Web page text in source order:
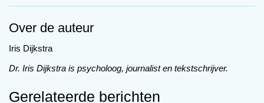
welke variabelen relatie-satisfactie voorspellen.
Gecombineerd deden in totaal ruim elfduizend
mensen mee. De verschillende variabelen die
opgenomen, werden in twee groepen gedeeld.
Over de auteur
Iris Dijkstra
Dr. Iris Dijkstra is psycholoog, journalist en tekstschrijver.
Gerelateerde berichten